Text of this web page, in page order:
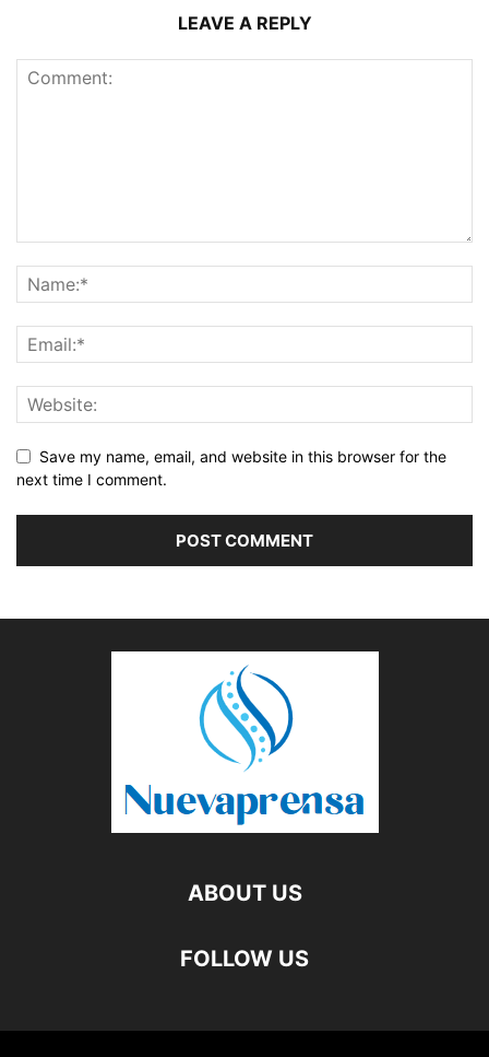
LEAVE A REPLY
Save my name, email, and website in this browser for the
next time I comment.
ABOUT US
FOLLOW US